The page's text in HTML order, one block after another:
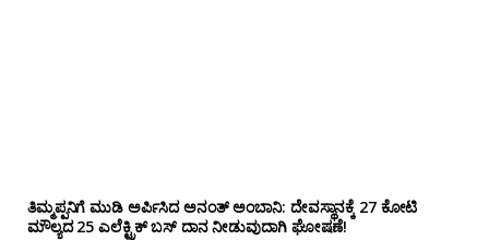
ತಿಮ್ಮಪ್ಪನಿಗೆ ಮುಡಿ ಅರ್ಪಿಸಿದ ಅನಂತ್ ಅಂಬಾನಿ: ದೇವಸ್ಥಾನಕ್ಕೆ 27 ಕೋಟಿ
ಮೌಲ್ಯದ 25 ಎಲೆಕ್ಟ್ರಿಕ್ ಬಸ್ ದಾನ ನೀಡುವುದಾಗಿ ಘೋಷಣೆ!